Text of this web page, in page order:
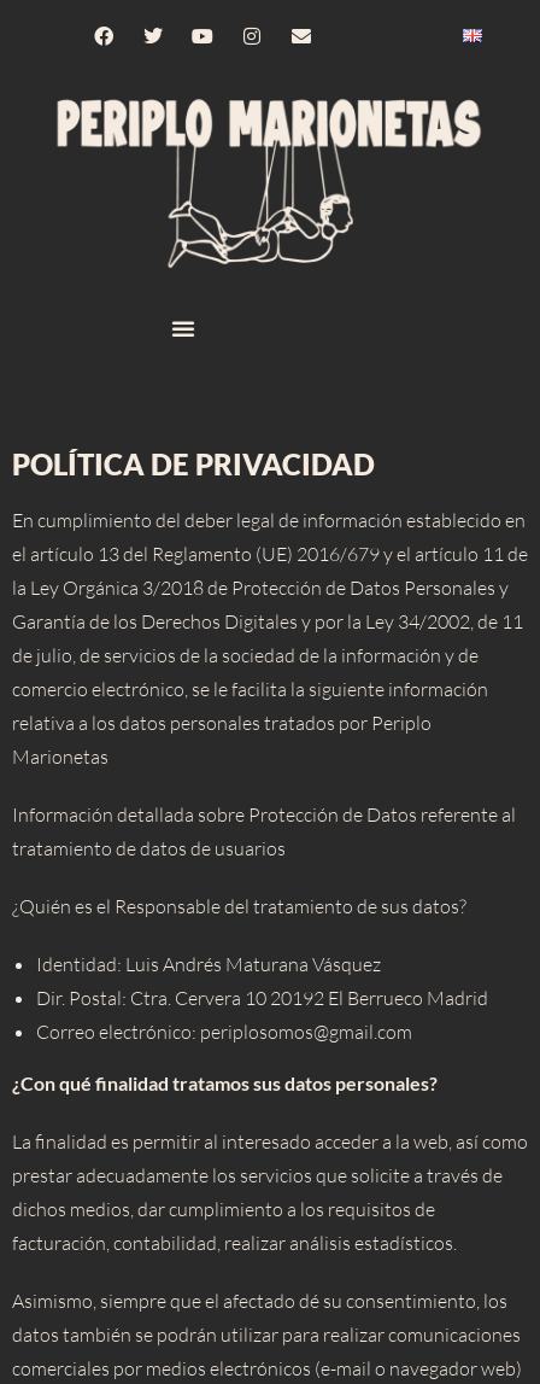
POLÍTICA DE PRIVACIDAD
En cumplimiento del deber legal de información establecido en
el artículo 13 del Reglamento (UE) 2016/679 y el artículo 11 de
la Ley Orgánica 3/2018 de Protección de Datos Personales y
Garantía de los Derechos Digitales y por la Ley 34/2002, de 11
de julio, de servicios de la sociedad de la información y de
comercio electrónico, se le facilita la siguiente información
relativa a los datos personales tratados por Periplo
Marionetas
Información detallada sobre Protección de Datos referente al
tratamiento de datos de usuarios
¿Quién es el Responsable del tratamiento de sus datos?
Identidad: Luis Andrés Maturana Vásquez
Dir. Postal: Ctra. Cervera 10 20192 El Berrueco Madrid
Correo electrónico: periplosomos@gmail.com
¿Con qué finalidad tratamos sus datos personales?
La finalidad es permitir al interesado acceder a la web, así como
prestar adecuadamente los servicios que solicite a través de
dichos medios, dar cumplimiento a los requisitos de
facturación, contabilidad, realizar análisis estadísticos.
Asimismo, siempre que el afectado dé su consentimiento, los
datos también se podrán utilizar para realizar comunicaciones
comerciales por medios electrónicos (e-mail o navegador web)